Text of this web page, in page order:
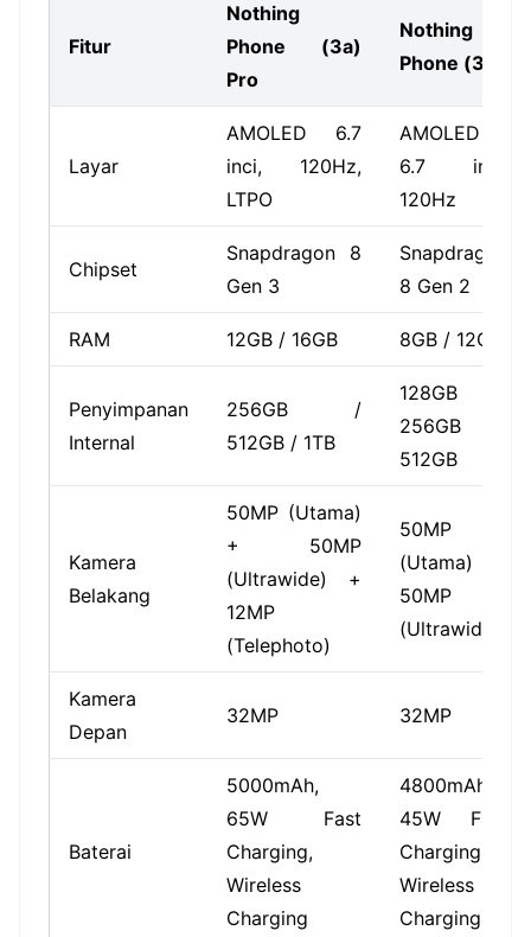
Fitur
Nothing
Phone (3a)
Pro
Nothing
Phone (3a)
Layar
AMOLED 6.7
inci, 120Hz,
LTPO
AMOLED
6.7 inci,
120Hz
Chipset
Snapdragon 8
Gen 3
Snapdragon
8 Gen 2
RAM 12GB / 16GB 8GB / 12GB
Penyimpanan
Internal
256GB /
512GB / 1TB
128GB /
256GB /
512GB
Kamera
Belakang
50MP (Utama)
+ 50MP
(Ultrawide) +
12MP
(Telephoto)
50MP
(Utama) +
50MP
(Ultrawide)
Kamera
Depan
32MP 32MP
Baterai
5000mAh,
65W Fast
Charging,
Wireless
Charging
4800mAh,
45W Fast
Charging,
Wireless
Charging